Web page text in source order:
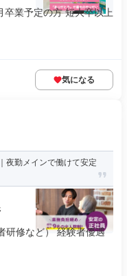
業予定の方 短大卒以上
気になる
夜勤メインで働けて安定
研修など） 経験者優遇